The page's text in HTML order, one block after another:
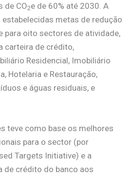
de CO2e de 60% até 2030. A
estabelecidas metas de redução
para oito sectores de atividade,
carteira de crédito,
Residencial, Imobiliário
Hotelaria e Restauração,
e águas residuais, e
teve como base os melhores
para o sector (por
Targets Initiative) e a
de crédito do banco aos